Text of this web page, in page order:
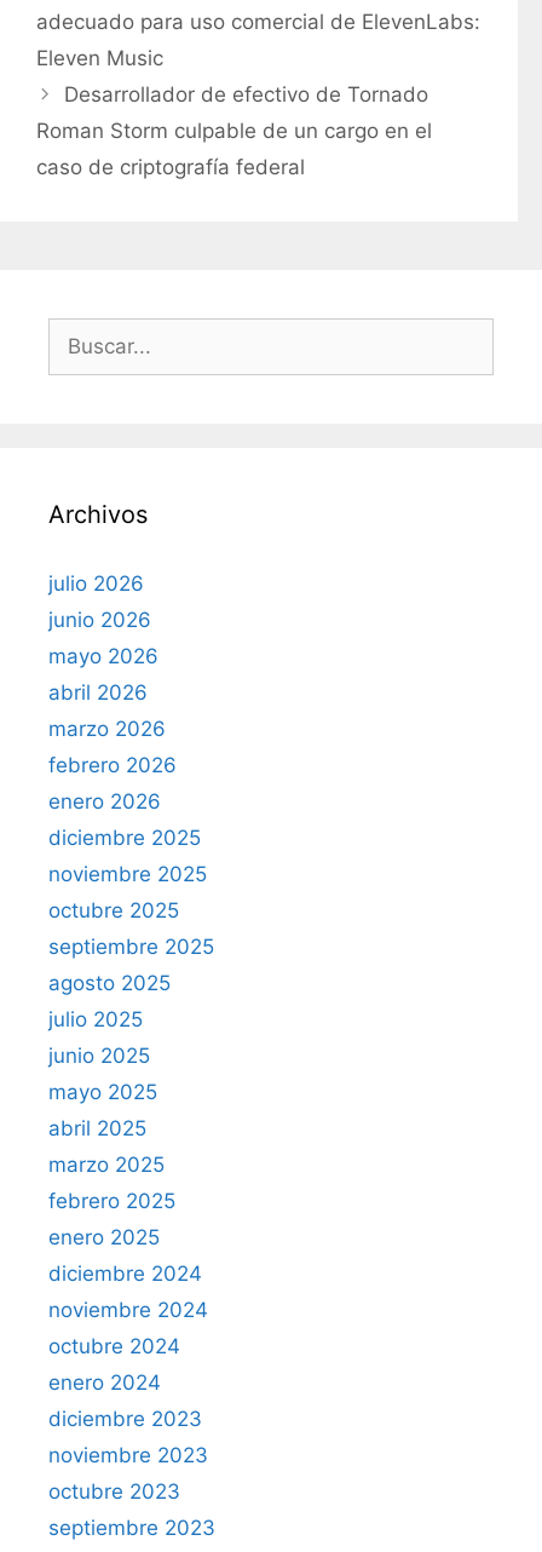
e
g
o
r
í
adecuado para uso comercial de ElevenLabs:
Eleven Music
Desarrollador de efectivo de Tornado
Roman Storm culpable de un cargo en el
caso de criptografía federal
:
Archivos
julio 2026
junio 2026
mayo 2026
abril 2026
marzo 2026
febrero 2026
enero 2026
diciembre 2025
noviembre 2025
octubre 2025
septiembre 2025
agosto 2025
julio 2025
junio 2025
mayo 2025
abril 2025
marzo 2025
febrero 2025
enero 2025
diciembre 2024
noviembre 2024
octubre 2024
enero 2024
diciembre 2023
noviembre 2023
octubre 2023
septiembre 2023